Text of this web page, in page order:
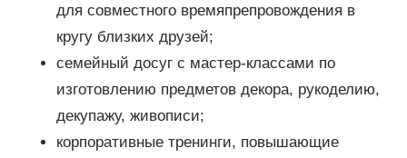
для совместного времяпрепровождения в
кругу близких друзей;
семейный досуг с мастер-классами по
изготовлению предметов декора, рукоделию,
декупажу, живописи;
корпоративные тренинги, повышающие